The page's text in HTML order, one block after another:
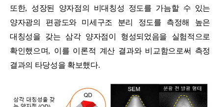
또한, 성장된 양자점의 비대칭성 정도를 가늠할 수 있는
양자광의 편광도와 미세구조 분리 정도를 측정해 높은
대칭성을 갖는 삼각 양자점이 형성되었음을 실험적으로
확인했으며, 이를 이론적 계산 결과와 비교함으로써 측정
결과의 타당성을 확보했다.